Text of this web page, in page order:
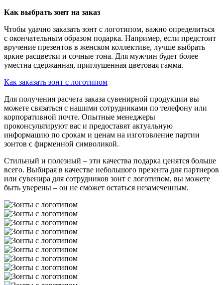
Как выбрать зонт на заказ
Чтобы удачно заказать зонт с логотипом, важно определиться
с окончательным образом подарка. Например, если предстоит
вручение презентов в женском коллективе, лучше выбрать
яркие расцветки и сочные тона. Для мужчин будет более
уместна сдержанная, приглушенная цветовая гамма.
Как заказать зонт с логотипом
Для получения расчета заказа сувенирной продукции вы
можете связаться с нашими сотрудниками по телефону или
корпоративной почте. Опытные менеджеры
проконсультируют вас и предоставят актуальную
информацию по срокам и ценам на изготовление партии
зонтов с фирменной символикой.
Стильный и полезный – эти качества подарка ценятся больше
всего. Выбирая в качестве небольшого презента для партнеров
или сувенира для сотрудников зонт с логотипом, вы можете
быть уверены – он не сможет остаться незамеченным.